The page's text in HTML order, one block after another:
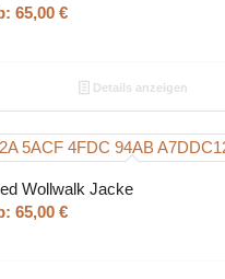
65,00 €
Details anzeigen
Wollwalk Jacke
65,00 €